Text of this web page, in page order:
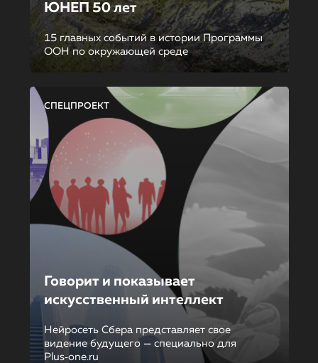
ЮНЕП 50 лет
15 главных событий в истории Программы
ООН по окружающей среде
СПЕЦПРОЕКТ
Говорит и показывает
искусственный интеллект
Нейросеть Сбера представляет свое
видение будущего — специально для
Plus‑one.ru